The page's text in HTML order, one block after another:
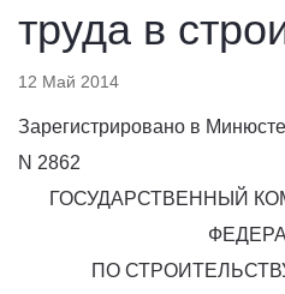
труда в
12 Май 2014
Зарегистрировано в
N 2862
ГОСУДАРСТВЕННЫЙ
ПО